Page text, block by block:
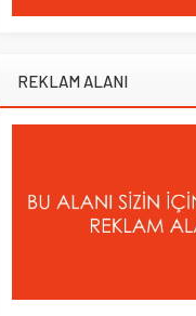
REKLAM ALANI